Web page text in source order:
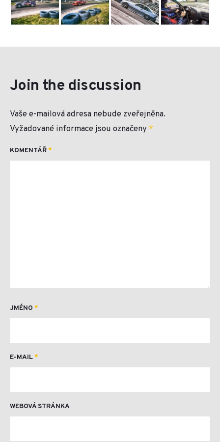
Join the discussion
Vaše e-mailová adresa nebude zveřejněna.
Vyžadované informace jsou označeny *
KOMENTÁŘ *
JMÉNO *
E-MAIL *
WEBOVÁ STRÁNKA